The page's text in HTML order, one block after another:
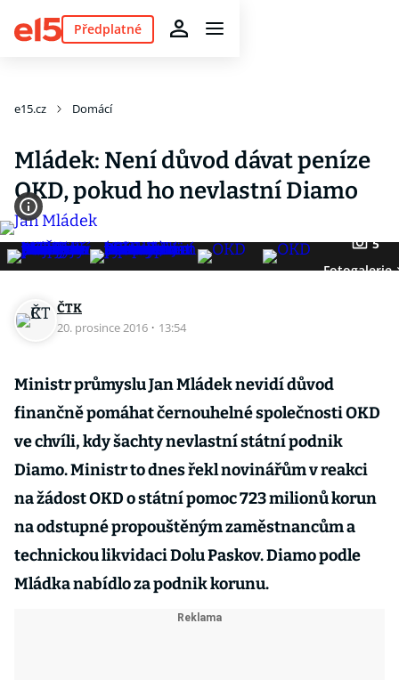
Předplatné
e15.cz Domácí
Mládek: Není důvod dávat peníze
OKD, pokud ho nevlastní Diamo
5
Fotogalerie
ČTK
20. prosince 2016 · 13:54
Ministr průmyslu Jan Mládek nevidí důvod
finančně pomáhat černouhelné společnosti OKD
ve chvíli, kdy šachty nevlastní státní podnik
Diamo. Ministr to dnes řekl novinářům v reakci
na žádost OKD o státní pomoc 723 milionů korun
na odstupné propouštěným zaměstnancům a
technickou likvidaci Dolu Paskov. Diamo podle
Mládka nabídlo za podnik korunu.